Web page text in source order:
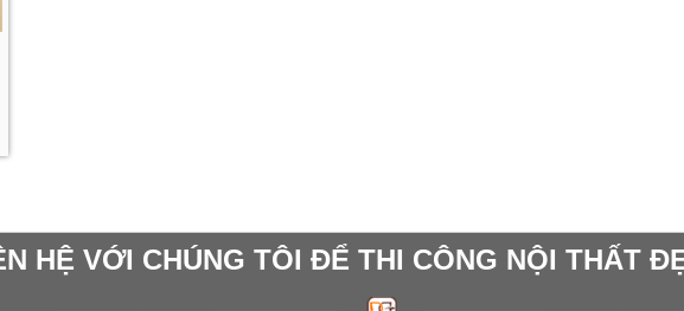
HỆ VỚI CHÚNG TÔI ĐỂ THI CÔNG NỘI THẤT